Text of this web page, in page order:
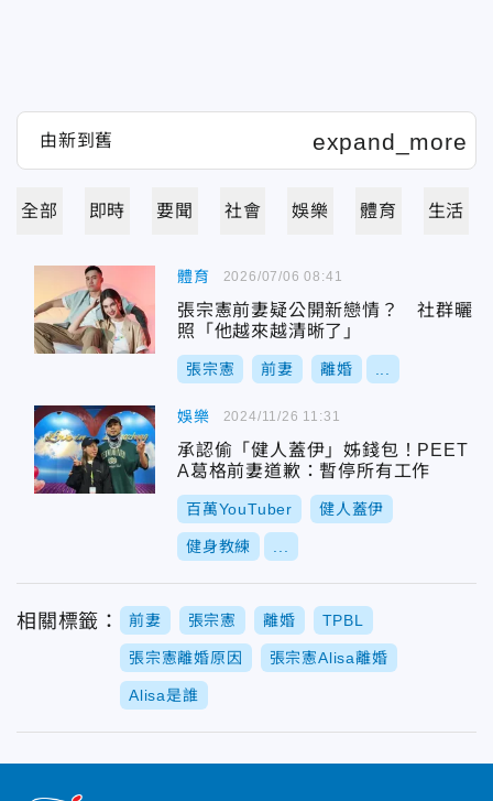
全部 即時 要聞 社會 娛樂 體育 生活
體育
張宗憲前妻疑公開新戀情？ 社群曬
照「他越來越清晰了」
張宗憲 前妻 離婚
2026/07/06 08:41
娛樂
承認偷「健人蓋伊」姊錢包！PEET
A葛格前妻道歉：暫停所有工作
百萬YouTuber 健人蓋伊
健身教練
2024/11/26 11:31
相關標籤： 前妻 張宗憲 離婚 TPBL
張宗憲離婚原因 張宗憲Alisa離婚
Alisa是誰